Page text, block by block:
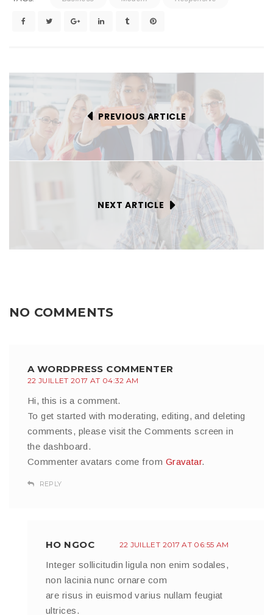
PREVIOUS ARTICLE
NEXT ARTICLE
NO COMMENTS
A WORDPRESS COMMENTER
22 JUILLET 2017 AT 04:32 AM
Hi, this is a comment.
To get started with moderating, editing, and deleting
comments, please visit the Comments screen in
the dashboard.
Commenter avatars come from Gravatar.
REPLY
HO NGOC 22 JUILLET 2017 AT 06:55 AM
Integer sollicitudin ligula non enim sodales,
non lacinia nunc ornare com
are risus in euismod varius nullam feugiat
ultrices.